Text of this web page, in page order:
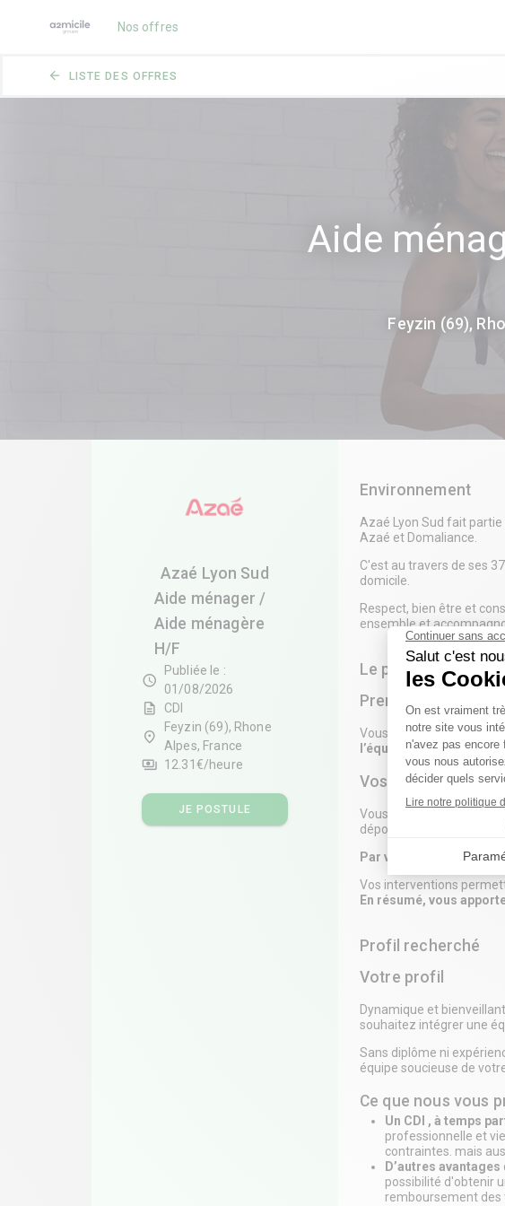
Nos offres
arrow_back LISTE DES OFFRES
Aide
Feyzin (69),
Azaé Lyon Sud
Aide ménager /
Aide ménagère
H/F
schedule
Publiée le :
01/08/2026
description CDI
place
Feyzin (69), Rhone
Alpes, France
payments 12.31€/heure
JE POSTULE
Environnement
Azaé Lyon Sud fait
Azaé et Domaliance.
C'est au travers de ses
domicile.
Respect, bien être et
ensemble et
Le poste
Prenez part à une
Vous souhaitez exercer
l’équipe de notre
Vos missions, en
Vous apportez une aide
dépoussiérer, aspirer,
Par votre présence et
Vos interventions
En résumé, vous
Profil recherché
Votre profil
Dynamique et
souhaitez intégrer une
Sans diplôme ni
équipe soucieuse de
Ce que nous vous
Un CDI , à temps
professionnelle et
contraintes. mais
D’autres avantages
possibilité d'obtenir
remboursement des